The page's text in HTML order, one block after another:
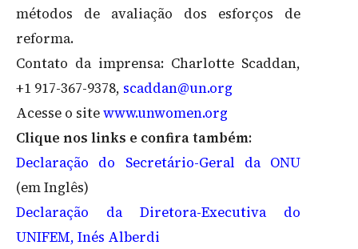
métodos de avaliação dos esforços de
reforma.
Contato da imprensa: Charlotte Scaddan,
+1 917-367-9378, scaddan@un.org
Acesse o sitewww.unwomen.org
Clique nos links e confira também:
Declaração do Secretário-Geral da ONU
(em Inglês)
Declaração da Diretora-Executiva do
UNIFEM, Inés Alberdi